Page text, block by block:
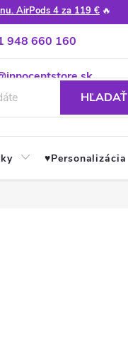
AirPods 4 za 119 € 🔥
948 660 160
návody a tipy
HĽADAŤ
♥︎Personalizácia